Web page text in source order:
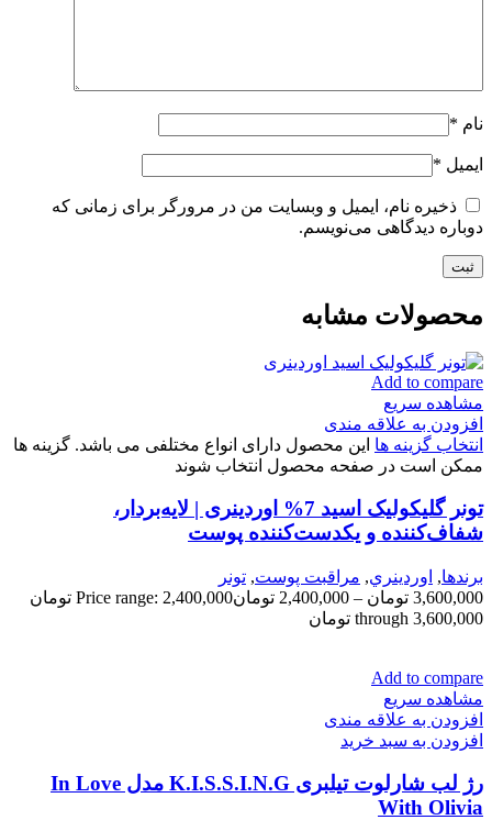
نام *
ایمیل *
ذخیره نام، ایمیل و وبسایت من در مرورگر برای زمانی که
دوباره دیدگاهی می‌نویسم.
محصولات مشابه
Add to compare
مشاهده سریع
افزودن به علاقه مندی
انتخاب گزینه ها این محصول دارای انواع مختلفی می باشد. گزینه ها
ممکن است در صفحه محصول انتخاب شوند
تونر گلیکولیک اسید 7% اوردینری | لایه‌بردار،
شفاف‌کننده و یکدست‌کننده پوست
برندها, اوردينري, مراقبت پوست, تونر
3,600,000 تومان –
2,400,000 تومان
Price range: 2,400,000 تومان
through 3,600,000 تومان
Add to compare
مشاهده سریع
افزودن به علاقه مندی
افزودن به سبد خرید
رژ لب شارلوت تیلبری K.I.S.S.I.N.G مدل In Love
With Olivia